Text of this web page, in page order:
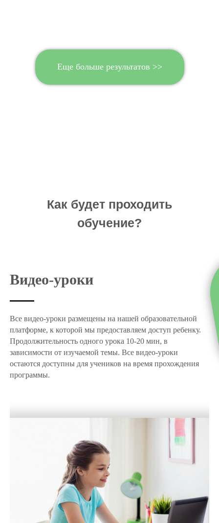
Еще больше результатов >>
Как будет проходить
обучение?
Видео-уроки
Все видео-уроки размещены на нашей образовательной
платформе, к которой мы предоставляем доступ ребенку.
Продолжительность одного урока 10-20 мин, в
зависимости от изучаемой темы. Все видео-уроки
остаются доступны для учеников на время прохождения
программы.